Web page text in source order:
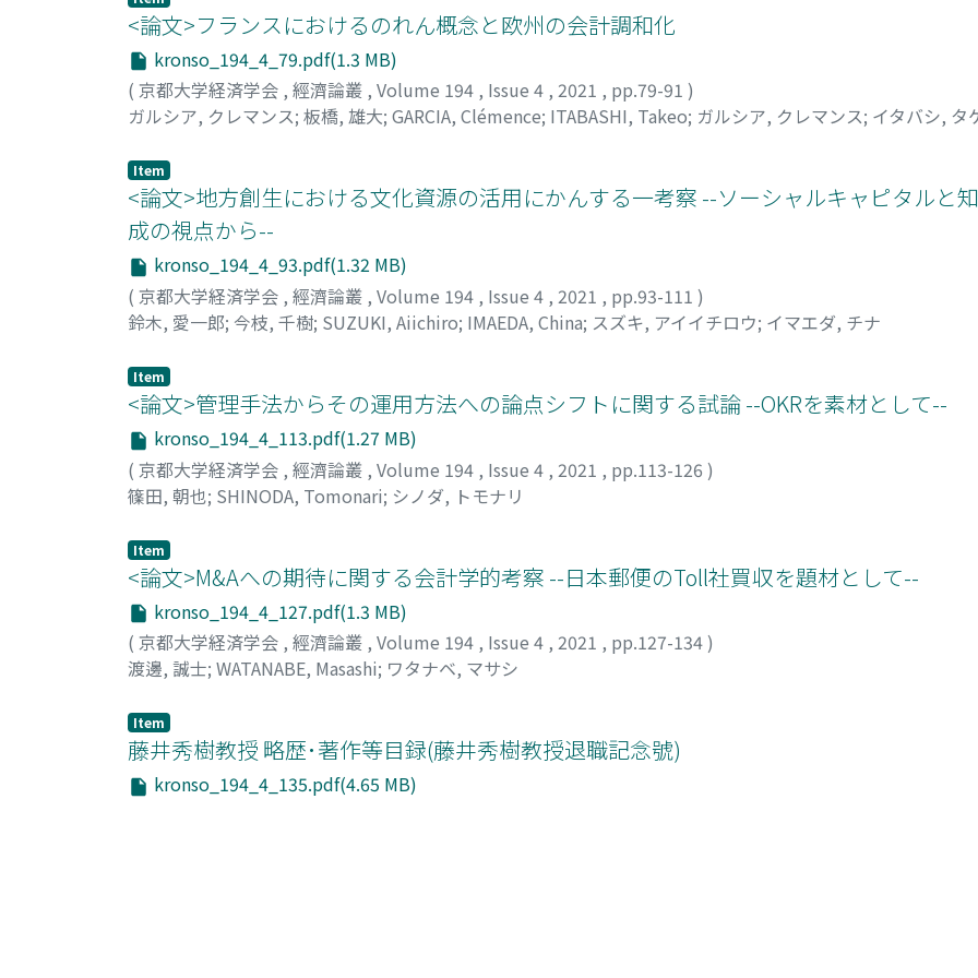
<論文>フランスにおけるのれん概念と欧州の会計調和化
kronso_194_4_79.pdf(1.3 MB)
( 京都大学経済学会 , 經濟論叢 , Volume 194 , Issue 4 , 2021 , pp.79-91 )
ガルシア, クレマンス; 板橋, 雄大; GARCIA, Clémence; ITABASHI, Takeo; ガルシア, クレマンス; イタバシ, タ
Item
<論文>地方創生における文化資源の活用にかんする一考察 --ソーシャルキャピタルと
成の視点から--
kronso_194_4_93.pdf(1.32 MB)
( 京都大学経済学会 , 經濟論叢 , Volume 194 , Issue 4 , 2021 , pp.93-111 )
鈴木, 愛一郎; 今枝, 千樹; SUZUKI, Aiichiro; IMAEDA, China; スズキ, アイイチロウ; イマエダ, チナ
Item
<論文>管理手法からその運用方法への論点シフトに関する試論 --OKRを素材として--
kronso_194_4_113.pdf(1.27 MB)
( 京都大学経済学会 , 經濟論叢 , Volume 194 , Issue 4 , 2021 , pp.113-126 )
篠田, 朝也; SHINODA, Tomonari; シノダ, トモナリ
Item
<論文>M&Aへの期待に関する会計学的考察 --日本郵便のToll社買収を題材として--
kronso_194_4_127.pdf(1.3 MB)
( 京都大学経済学会 , 經濟論叢 , Volume 194 , Issue 4 , 2021 , pp.127-134)
渡邊, 誠士; WATANABE, Masashi; ワタナベ, マサシ
Item
藤井秀樹教授 略歴･著作等目録(藤井秀樹教授退職記念號)
kronso_194_4_135.pdf(4.65 MB)